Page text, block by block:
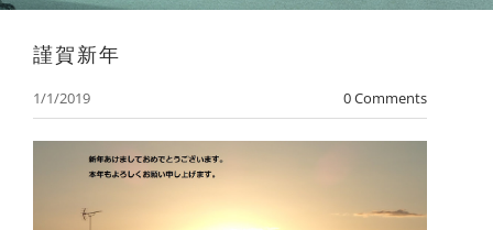
謹賀新年
1/1/2019 0 Comments